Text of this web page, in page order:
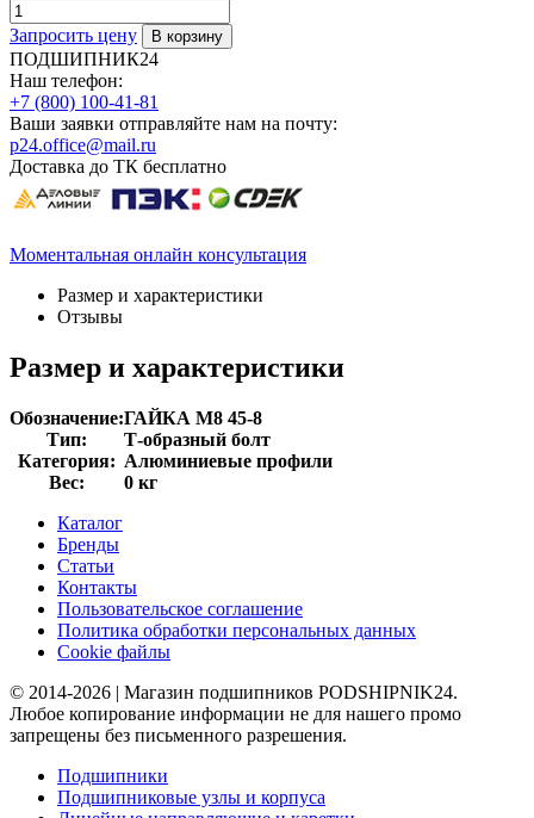
Запросить цену
ПОДШИПНИК24
Наш телефон:
+7 (800) 100-41-81
Ваши заявки отправляйте нам на почту:
p24.office@mail.ru
Доставка до ТК бесплатно
Моментальная онлайн консультация
Размер и характеристики
Отзывы
Размер и характеристики
Обозначение:ГАЙКА М8 45-8
Тип:
Т-образный болт
Категория: Алюминиевые профили
Вес:
0 кг
Каталог
Бренды
Статьи
Контакты
Пользовательское соглашение
Политика обработки персональных данных
Cookie файлы
© 2014-2026 | Магазин подшипников PODSHIPNIK24.
Любое копирование информации не для нашего промо
запрещены без письменного разрешения.
Подшипники
Подшипниковые узлы и корпуса